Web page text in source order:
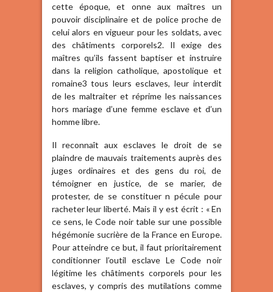
cette époque, et onne aux maîtres un
pouvoir disciplinaire et de police proche de
celui alors en vigueur pour les soldats, avec
des châtiments corporels2. Il exige des
maîtres qu’ils fassent baptiser et instruire
dans la religion catholique, apostolique et
romaine3 tous leurs esclaves, leur interdit
de les maltraiter et réprime les naissances
hors mariage d’une femme esclave et d’un
homme libre.
Il reconnaît aux esclaves le droit de se
plaindre de mauvais traitements auprès des
juges ordinaires et des gens du roi, de
témoigner en justice, de se marier, de
protester, de se constituer n pécule pour
racheter leur liberté. Mais il y est écrit : « En
ce sens, le Code noir table sur une possible
hégémonie sucrière de la France en Europe.
Pour atteindre ce but, il faut prioritairement
conditionner l’outil esclave Le Code noir
légitime les châtiments corporels pour les
esclaves, y compris des mutilations comme